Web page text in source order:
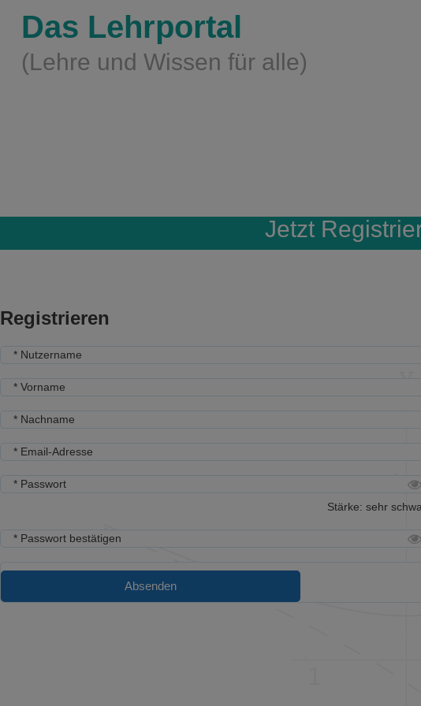
Das Lehrportal
(Lehre und Wissen für alle)
Jetzt
Registrieren
* Nutzername
* Vorname
* Nachname
* Email-Adresse
* Passwort
Stärke: sehr
* Passwort bestätigen
Absenden